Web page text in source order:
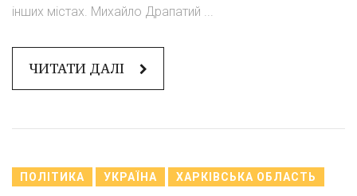
інших містах. Михайло Драпатий ...
ЧИТАТИ ДАЛІ
ПОЛІТИКА УКРАЇНА ХАРКІВСЬКА ОБЛАСТЬ